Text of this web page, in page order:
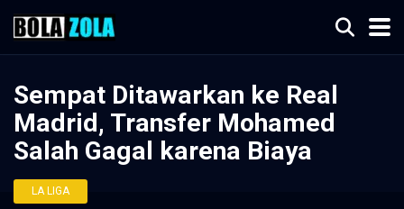
Sempat Ditawarkan ke Real
Madrid, Transfer Mohamed
Salah Gagal karena Biaya
LA LIGA